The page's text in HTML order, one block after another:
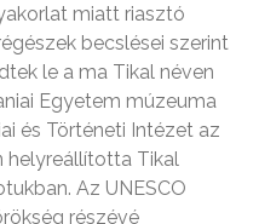
miatt riasztó
becslései szerint
le a ma Tikal néven
Egyetem múzeuma
és Történeti Intézet az
helyreállította Tikal
Az UNESCO
részévé